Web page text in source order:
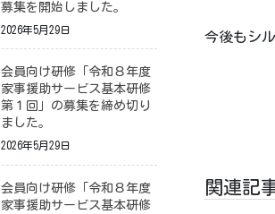
今後もシ
関連記
募集を開始しました。
2026年5月29日
会員向け研修「令和８年度
家事援助サービス基本研修
第１回」の募集を締め切り
ました。
2026年5月29日
会員向け研修「令和８年度
家事援助サービス基本研修